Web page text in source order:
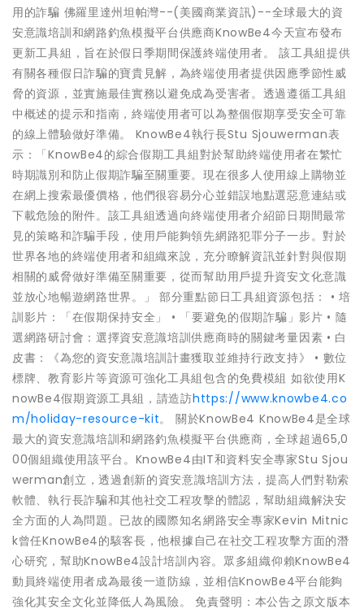
用的詐騙 佛羅里達州坦帕灣--(美國商業資訊)--全球最大的資
安意識培訓和網路釣魚模擬平台供應商KnowBe4今天宣布發布
更新工具組，旨在於假日季期間保護終端使用者。 該工具組提供
有關各種假日詐騙的寶貴見解，為終端使用者提供因應季節性威
脅的資源，並實施最佳實務以避免成為受害者。透過遵循工具組
中概述的提示和指南，終端使用者可以為整個假期享受安全可靠
的線上體驗做好準備。 KnowBe4執行長Stu Sjouwerman表
示：「KnowBe4的綜合假期工具組對於幫助終端使用者在繁忙
時期識別和防止假期詐騙至關重要。現在很多人使用線上購物並
在網上搜索最優價格，他們很容易分心並錯誤地點選惡意連結或
下載危險的附件。該工具組透過向終端使用者介紹節日期間最常
見的策略和詐騙手段，使用戶能夠領先網路犯罪分子一步。對於
世界各地的終端使用者和組織來說，充分瞭解資訊並針對與假期
相關的威脅做好準備至關重要，從而幫助用戶提升資安文化意識
並放心地暢遊網路世界。」 部分重點節日工具組資源包括： • 培
訓影片：「在假期保持安全」 • 「要避免的假期詐騙」影片 • 隨
選網路研討會：選擇資安意識培訓供應商時的關鍵考量因素 • 白
皮書：《為您的資安意識培訓計畫獲取並維持行政支持》 • 數位
標牌、教育影片等資源可強化工具組包含的免費模組 如欲使用K
nowBe4假期資源工具組，請造訪https://www.knowbe4.co
m/holiday-resource-kit。 關於KnowBe4 KnowBe4是全球
最大的資安意識培訓和網路釣魚模擬平台供應商，全球超過65,0
00個組織使用該平台。KnowBe4由IT和資料安全專家Stu Sjou
werman創立，透過創新的資安意識培訓方法，提高人們對勒索
軟體、執行長詐騙和其他社交工程攻擊的體認，幫助組織解決安
全方面的人為問題。已故的國際知名網路安全專家Kevin Mitnic
k曾任KnowBe4的駭客長，他根據自己在社交工程攻擊方面的潛
心研究，幫助KnowBe4設計培訓內容。眾多組織仰賴KnowBe4
動員終端使用者成為最後一道防線，並相信KnowBe4平台能夠
強化其安全文化並降低人為風險。 免責聲明：本公告之原文版本